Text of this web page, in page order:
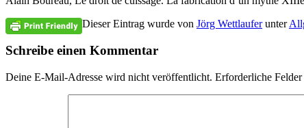
Dieser Eintrag wurde von Jörg Wettlauferunter
Schreibe einen Kommentar
Deine E-Mail-Adresse wird nicht veröffentlicht. Erforderliche